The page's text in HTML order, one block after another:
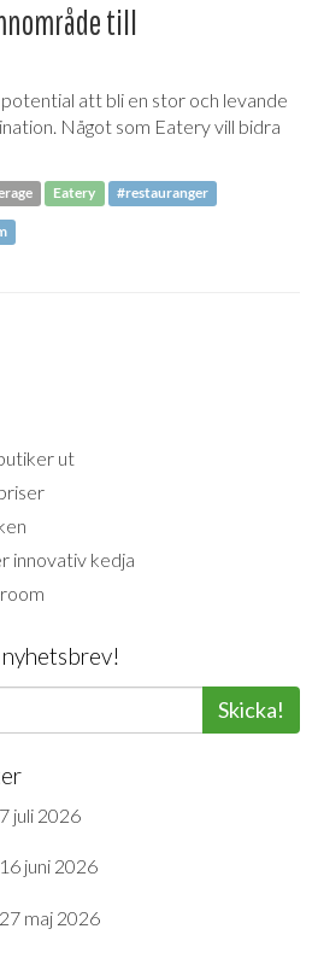
till
att bli en stor och levande
Något som Eatery vill bidra
Eatery #restauranger
ut
innovativ kedja
Skicka!
juli 2026
juni 2026
maj 2026